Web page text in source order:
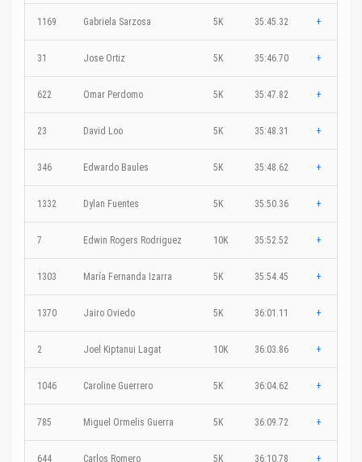
1169 Gabriela Sarzosa 5K 35:45.32 +
31 Jose Ortiz 5K 35:46.70 +
622 Omar Perdomo 5K 35:47.82 +
23 David Loo 5K 35:48.31 +
346 Edwardo Baules 5K 35:48.62 +
1332 Dylan Fuentes 5K 35:50.36 +
7 Edwin Rogers Rodriguez 10K 35:52.52 +
1303 María Fernanda Izarra 5K 35:54.45 +
1370 Jairo Oviedo 5K 36:01.11 +
2 Joel Kiptanui Lagat 10K 36:03.86 +
1046 Caroline Guerrero 5K 36:04.62 +
785 Miguel Ormelis Guerra 5K 36:09.72 +
644 Carlos Romero 5K 36:10.78 +